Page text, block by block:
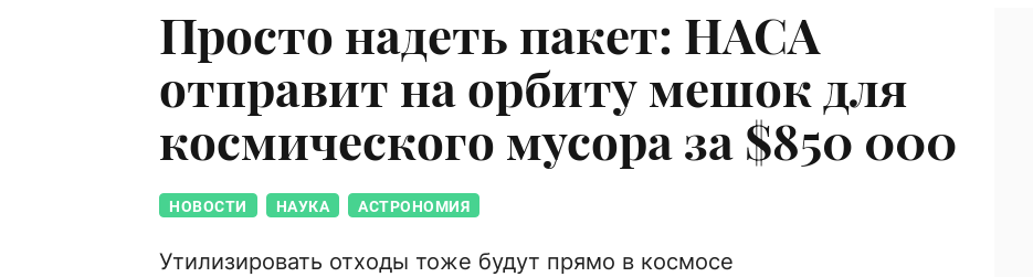
Просто надеть пакет: НАСА
отправит на орбиту мешок для
космического мусора за $850 000
НОВОСТИ НАУКА АСТРОНОМИЯ
Утилизировать отходы тоже будут прямо в космосе